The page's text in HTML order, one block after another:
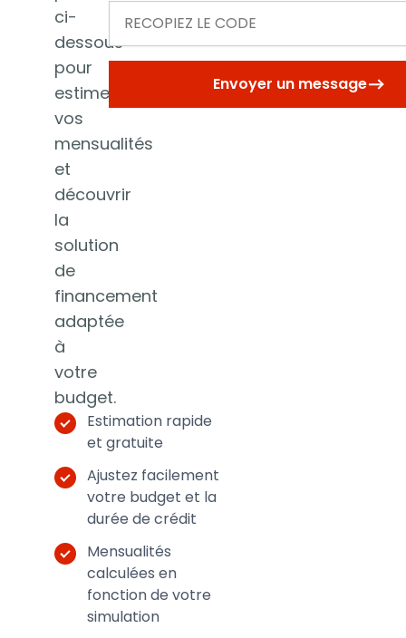
ci-
dessous
pour
estimer
vos
mensualités
et
découvrir
la
solution
de
financement
adaptée
à
votre
budget.
Estimation rapide
et gratuite
Ajustez facilement
votre budget et la
durée de crédit
Mensualités
calculées en
fonction de votre
simulation
Envoyer un message